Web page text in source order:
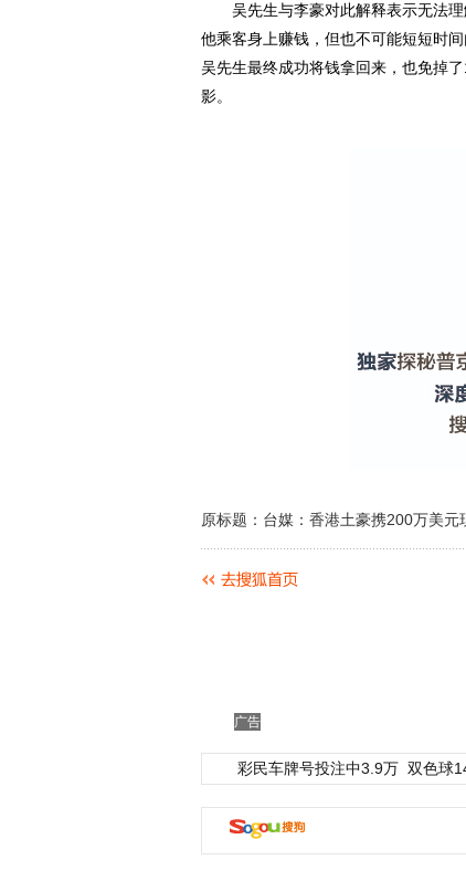
吴先生与李豪对此解释表示无法理
他乘客身上赚钱，但也不可能短短时
吴先生最终成功将钱拿回来，也免掉
影。
原标题：台媒：香港土豪携200万美元
广告
彩民车牌号投注中3.9万 双色球